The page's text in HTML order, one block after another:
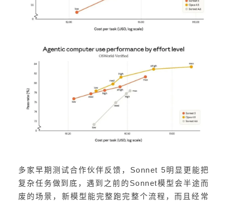
多家早期测试合作伙伴反馈，Sonnet 5明显更能把
复杂任务做到底，遇到之前的Sonnet模型会半途而
废的场景，新模型能完整跑完整个流程，而且经常